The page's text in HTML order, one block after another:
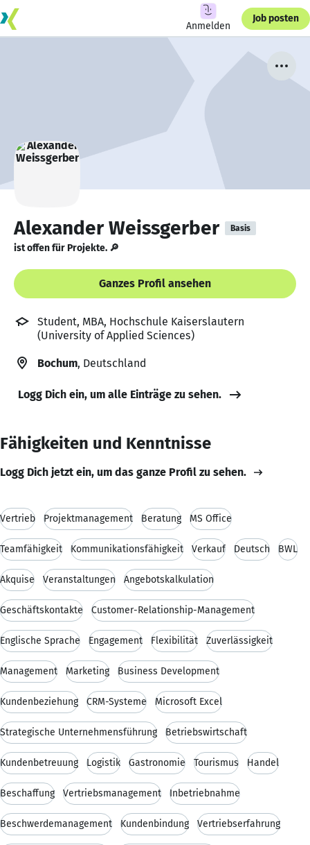
Anmelden
Job posten
Alexander Weissgerber Basis
ist offen für Projekte. 🔎
Ganzes Profil ansehen
Student, MBA, Hochschule Kaiserslautern
(University of Applied Sciences)
Bochum, Deutschland
Logg Dich ein, um alle Einträge zu sehen.
Fähigkeiten und Kenntnisse
Logg Dich jetzt ein, um das ganze Profil zu sehen.
Vertrieb Projektmanagement Beratung MS Office
Teamfähigkeit Kommunikationsfähigkeit Verkauf Deutsch BWL
Akquise Veranstaltungen Angebotskalkulation
Geschäftskontakte Customer-Relationship-Management
Englische Sprache Engagement Flexibilität Zuverlässigkeit
Management Marketing Business Development
Kundenbeziehung CRM-Systeme Microsoft Excel
Strategische Unternehmensführung Betriebswirtschaft
Kundenbetreuung Logistik Gastronomie Tourismus Handel
Beschaffung Vertriebsmanagement Inbetriebnahme
Beschwerdemanagement Kundenbindung Vertriebserfahrung